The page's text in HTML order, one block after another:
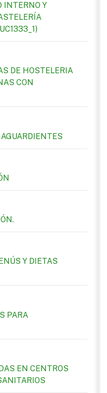
INTERNO Y
DE HOSTELERIA
CON
Y DIETAS
PARA
EN CENTROS